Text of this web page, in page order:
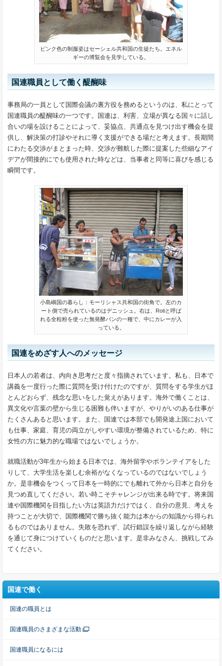
ピンク色の制服姿はセーシェル共和国の生徒たち。エネル
ギーの博覧会を見学している。
国連職員として働く醍醐味
事務局の一員として国際会議の裏方役を務めるというのは、私にとって
国連職員の醍醐味の一つです。国連は、利害、立場が異なる国々に話し
合いの場を設けることによって、妥協点、共通点を見つけ出す機会を提
供し、解決策の打診やそれに導く支援ができる場だと考えます。長期間
にわたる交渉がまとまった時、交渉が難航した際に提案した些細なアイ
デアが間接的にでも使用された時などは、当事者と同等に喜びを感じる
瞬間です。
小島嶼国の暮らし：モーリシャス共和国の街角で。左のカ
ート側で売られているのはデニッシュ。右は、Rotiと呼ば
れる全粒粉を使った無発酵パンの一種で、中にカレーが入
っている。
国連をめざす人へのメッセージ
日本人の若者は、内向き思考だと度々指摘されています。私も、日本で
講義を一度行った際に質問を受け付けたのですが、質問をする学生がほ
とんどおらず、残念な思いをした覚えがあります。海外で働くことは、
異文化や言葉の壁から生じる困難も伴いますが、やりがいのある仕事が
たくさんあると思います。また、国連では本部でも開発途上国において
も仕事、家庭、育児の両立がしやすい環境が整備されているため、特に
女性の方に魅力的な職場ではないでしょうか。
就職活動が3年生から始まる日本では、海外留学やボランテイアをした
りして、大学生活を楽しむ余裕がなくなっているのではないでしょう
か。是非機会をつくって日本を一時的にでも離れて外から日本と自分を
見つめ直してください。若い時こそチャレンジが出来る時です。将来国
連や国際機関を目指したい方は英語力だけではく、自分の意見、考えを
持つことが大切で、国際機関で勝ち抜く能力は本からの知識から得られ
るものではありません。失敗を恐れず、試行錯誤を繰り返しながら経験
を通じて身につけていくものだと思います。是非みなさん、挑戦してみ
てください。
国連で働く
国連の職員とは
国連職員のさまざまな活動
国連職員になるには